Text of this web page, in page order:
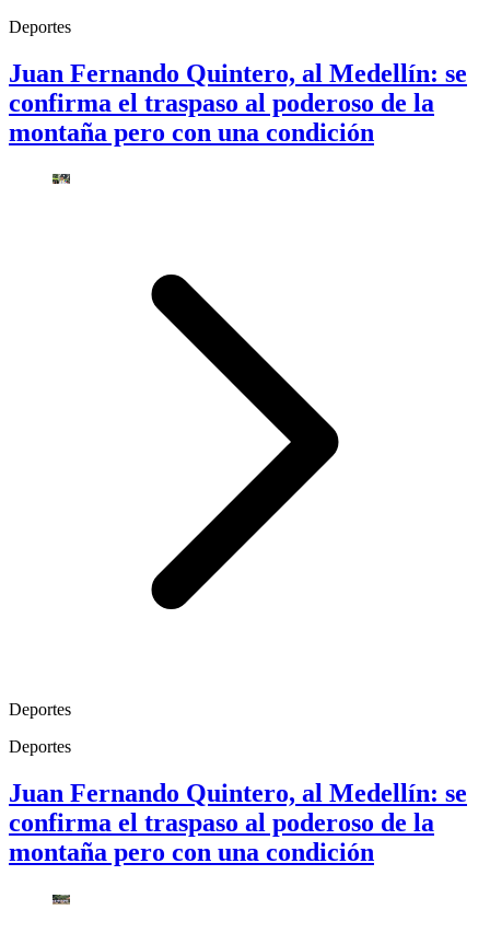
Deportes
Juan Fernando Quintero, al Medellín: se
confirma el traspaso al poderoso de la
montaña pero con una condición
Deportes
Deportes
Juan Fernando Quintero, al Medellín: se
confirma el traspaso al poderoso de la
montaña pero con una condición